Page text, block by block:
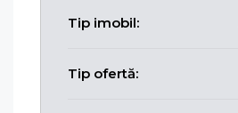
Tip imobil:
Tip ofertă: